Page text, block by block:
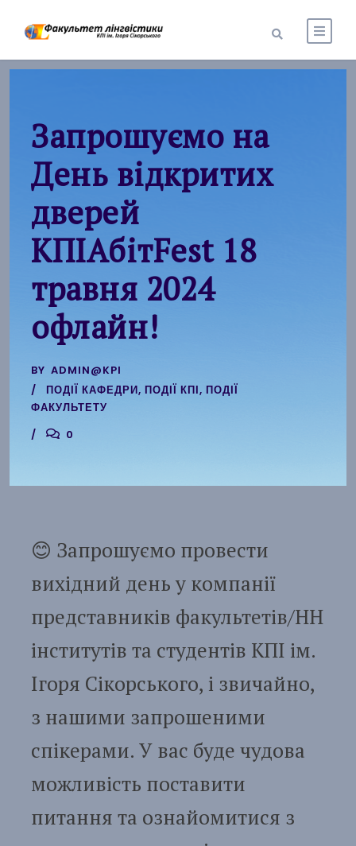
Запрошуємо на
День відкритих
дверей
КПІАбітFest 18
травня 2024
офлайн!
BY ADMIN@KPI
ПОДІЇ КАФЕДРИ, ПОДІЇ КПІ, ПОДІЇ
ФАКУЛЬТЕТУ
0
😊 Запрошуємо провести
вихідний день у компанії
представників факультетів/НН
інститутів та студентів КПІ ім.
Ігоря Сікорського, і звичайно,
з нашими запрошеними
спікерами. У вас буде чудова
можливість поставити
питання та ознайомитися з